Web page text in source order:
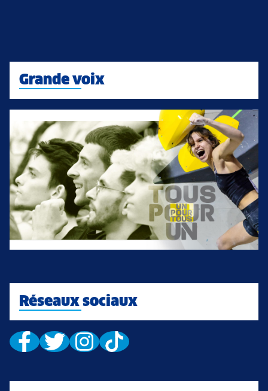
Grande voix
Réseaux sociaux